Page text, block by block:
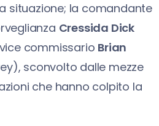
situazione; la comandante
Cressida Dick
commissario Brian
sconvolto dalle mezze
che hanno colpito la